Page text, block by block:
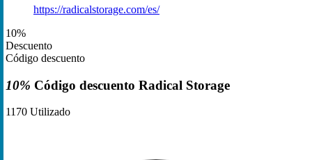
https://radicalstorage.com/es/
10%
Descuento
Código descuento
10% Código descuento Radical Storage
1170 Utilizado